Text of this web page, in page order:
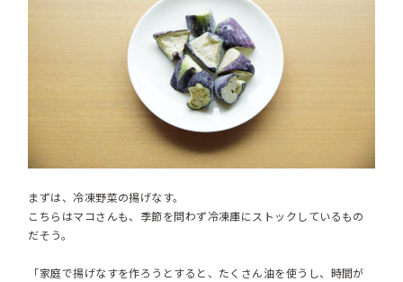
まずは、冷凍野菜の揚げなす。
こちらはマコさんも、季節を問わず冷凍庫にストックしているもの
だそう。
「家庭で揚げなすを作ろうとすると、たくさん油を使うし、時間が